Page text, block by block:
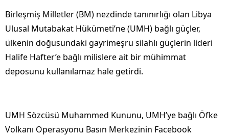
Birleşmiş Milletler (BM) nezdinde tanınırlığı olan Libya
Ulusal Mutabakat Hükümeti’ne (UMH) bağlı güçler,
ülkenin doğusundaki gayrimeşru silahlı güçlerin lideri
Halife Hafter’e bağlı milislere ait bir mühimmat
deposunu kullanılamaz hale getirdi.
UMH Sözcüsü Muhammed Kununu, UMH’ye bağlı Öfke
Volkanı Operasyonu Basın Merkezinin Facebook